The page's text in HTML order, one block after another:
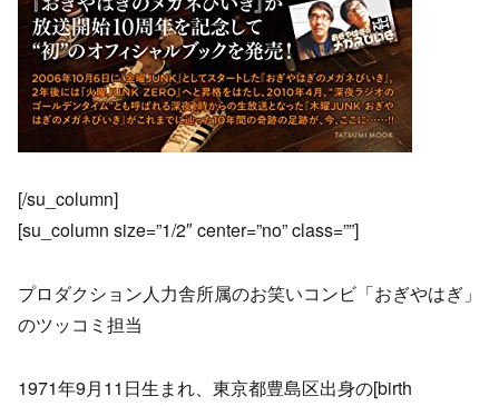
[/su_column]
[su_column size=”1/2″ center=”no” class=””]
プロダクション人力舎所属のお笑いコンビ「おぎやはぎ」
のツッコミ担当
1971年9月11日生まれ、東京都豊島区出身の[birth